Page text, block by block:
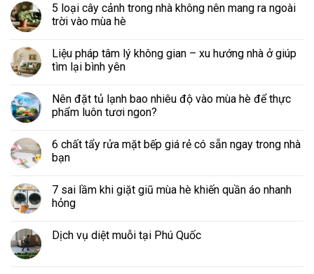
5 loại cây cảnh trong nhà không nên mang ra ngoài
trời vào mùa hè
Liệu pháp tâm lý không gian – xu hướng nhà ở giúp
tìm lại bình yên
Nên đặt tủ lạnh bao nhiêu độ vào mùa hè để thực
phẩm luôn tươi ngon?
6 chất tẩy rửa mặt bếp giá rẻ có sẵn ngay trong nhà
bạn
7 sai lầm khi giặt giũ mùa hè khiến quần áo nhanh
hỏng
Dịch vụ diệt muỗi tại Phú Quốc